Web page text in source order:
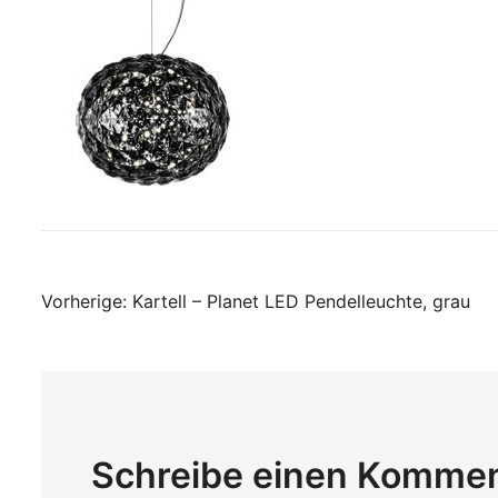
Beitragsnavigation
Vorherige: Kartell – Planet LED Pendelleuchte, grau
Schreibe einen